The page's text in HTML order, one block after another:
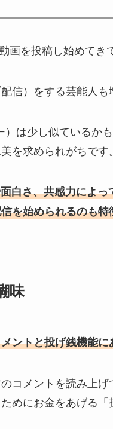
を投稿し始めてき
信）をする芸能人も
は少し似ているか
を求められがちです。
白さ、共感力によ
を始められるのも特
味
ントと投げ銭機能に
コメントを読み上
めにお金をあげる「